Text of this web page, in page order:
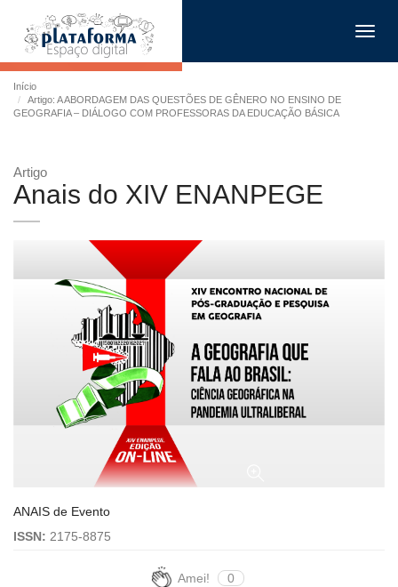
Início
Artigo: A ABORDAGEM DAS QUESTÕES DE GÊNERO NO ENSINO DE
GEOGRAFIA – DIÁLOGO COM PROFESSORAS DA EDUCAÇÃO BÁSICA
Artigo
Anais do XIV ENANPEGE
ANAIS de Evento
ISSN: 2175-8875
Amei! 0